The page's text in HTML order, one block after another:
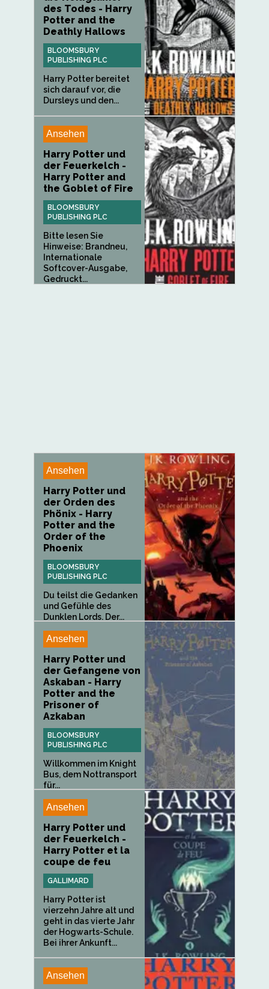
des Todes - Harry
Potter and the
Deathly Hallows
BLOOMSBURY
PUBLISHING PLC
Harry Potter bereitet
sich darauf vor, die
Dursleys und den...
Ansehen
Harry Potter und
der Feuerkelch -
Harry Potter and
the Goblet of Fire
BLOOMSBURY
PUBLISHING PLC
Bitte lesen Sie
Hinweise: Brandneu,
Internationale
Softcover-Ausgabe,
Gedruckt...
Ansehen
Harry Potter und
der Orden des
Phönix - Harry
Potter and the
Order of the
Phoenix
BLOOMSBURY
PUBLISHING PLC
Du teilst die Gedanken
und Gefühle des
Dunklen Lords. Der...
Ansehen
Harry Potter und
der Gefangene von
Askaban - Harry
Potter and the
Prisoner of
Azkaban
BLOOMSBURY
PUBLISHING PLC
Willkommen im Knight
Bus, dem Nottransport
für...
Ansehen
Harry Potter und
der Feuerkelch -
Harry Potter et la
coupe de feu
GALLIMARD
Harry Potter ist
vierzehn Jahre alt und
geht in das vierte Jahr
der Hogwarts-Schule.
Bei ihrer Ankunft...
Ansehen